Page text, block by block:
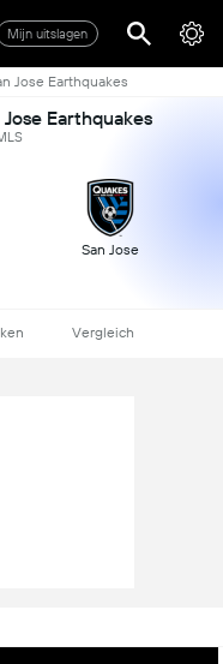
Mijn uitslagen
Jose Earthquakes
Earthquakes
San Jose
Vergleich